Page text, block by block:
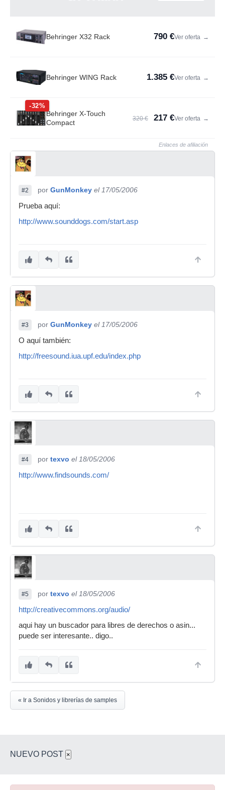
Behringer X32 Rack 790 €Ver oferta →
Behringer WING Rack 1.385 €Ver oferta →
-32%
Behringer X-Touch
Compact
320 € 217 €Ver oferta →
Enlaces de afiliación
#2 por GunMonkey el 17/05/2006
Prueba aquí:
http://www.sounddogs.com/start.asp
#3 por GunMonkey el 17/05/2006
O aquí también:
http://freesound.iua.upf.edu/index.php
#4 por texvo el 18/05/2006
http://www.findsounds.com/
#5 por texvo el 18/05/2006
http://creativecommons.org/audio/
aqui hay un buscador para libres de derechos o asin...
puede ser interesante.. digo..
« Ir a Sonidos y librerías de samples
NUEVO POST ×